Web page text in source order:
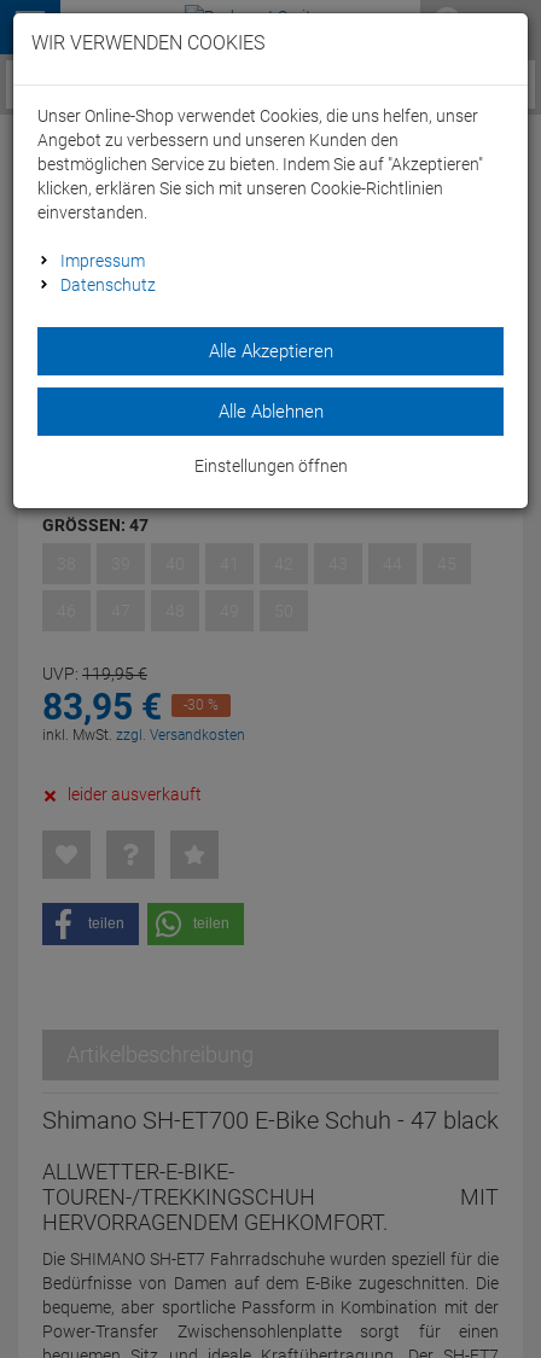
Menü
Service / Hilfe
Shimano SH-ET700 E-Bike Schuh - 47 black
Allwetter E-Bike-Touren-/Trekkingschuh mit hervorragendem
Gehkomfort.
GRÖSSEN: 47
UVP: 119,95€
83,95 €
-30 %
inkl. MwSt. zzgl. Versandkosten
leider ausverkauft
teilen teilen
Artikelbeschreibung
Shimano SH-ET700 E-Bike Schuh - 47 black
ALLWETTER-E-BIKE-
TOUREN-/TREKKINGSCHUH MIT
HERVORRAGENDEM GEHKOMFORT.
Die SHIMANO SH-ET7 Fahrradschuhe wurden speziell für die
Bedürfnisse von Damen auf dem E-Bike zugeschnitten. Die
bequeme, aber sportliche Passform in Kombination mit der
Power-Transfer Zwischensohlenplatte sorgt für einen
WIR VERWENDEN COOKIES
Unser Online-Shop verwendet Cookies, die uns helfen, unser
Angebot zu verbessern und unseren Kunden den
bestmöglichen Service zu bieten. Indem Sie auf "Akzeptieren"
klicken, erklären Sie sich mit unseren Cookie-Richtlinien
einverstanden.
Impressum
Datenschutz
Alle Akzeptieren
Alle Ablehnen
Einstellungen öffnen